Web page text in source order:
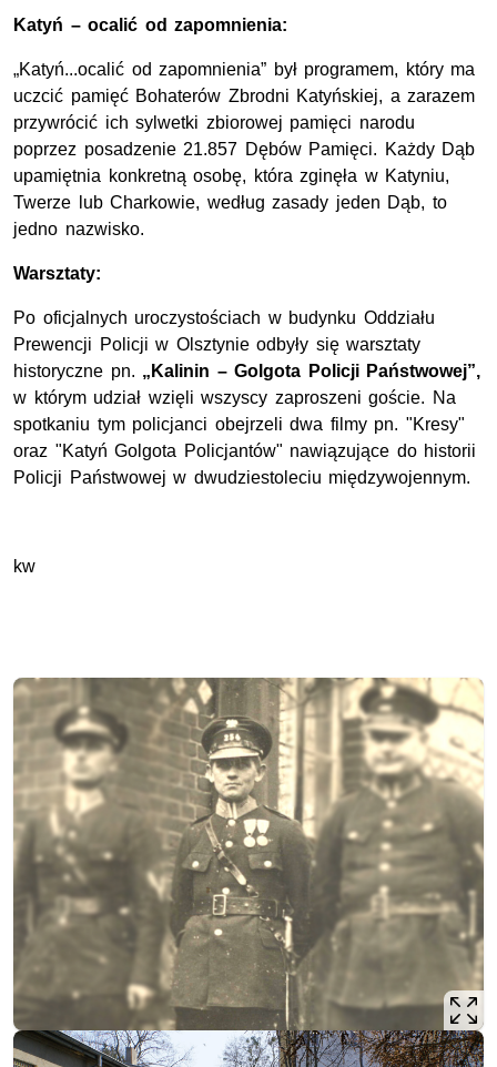
Katyń – ocalić od zapomnienia:
„Katyń...ocalić od zapomnienia” był programem, który ma
uczcić pamięć Bohaterów Zbrodni Katyńskiej, a zarazem
przywrócić ich sylwetki zbiorowej pamięci narodu
poprzez posadzenie 21.857 Dębów Pamięci. Każdy Dąb
upamiętnia konkretną osobę, która zginęła w Katyniu,
Twerze lub Charkowie, według zasady jeden Dąb, to
jedno nazwisko.
Warsztaty:
Po oficjalnych uroczystościach w budynku Oddziału
Prewencji Policji w Olsztynie odbyły się warsztaty
historyczne pn. „Kalinin – Golgota Policji Państwowej”,
w którym udział wzięli wszyscy zaproszeni goście. Na
spotkaniu tym policjanci obejrzeli dwa filmy pn. "Kresy"
oraz "Katyń Golgota Policjantów" nawiązujące do historii
Policji Państwowej w dwudziestoleciu międzywojennym.
kw